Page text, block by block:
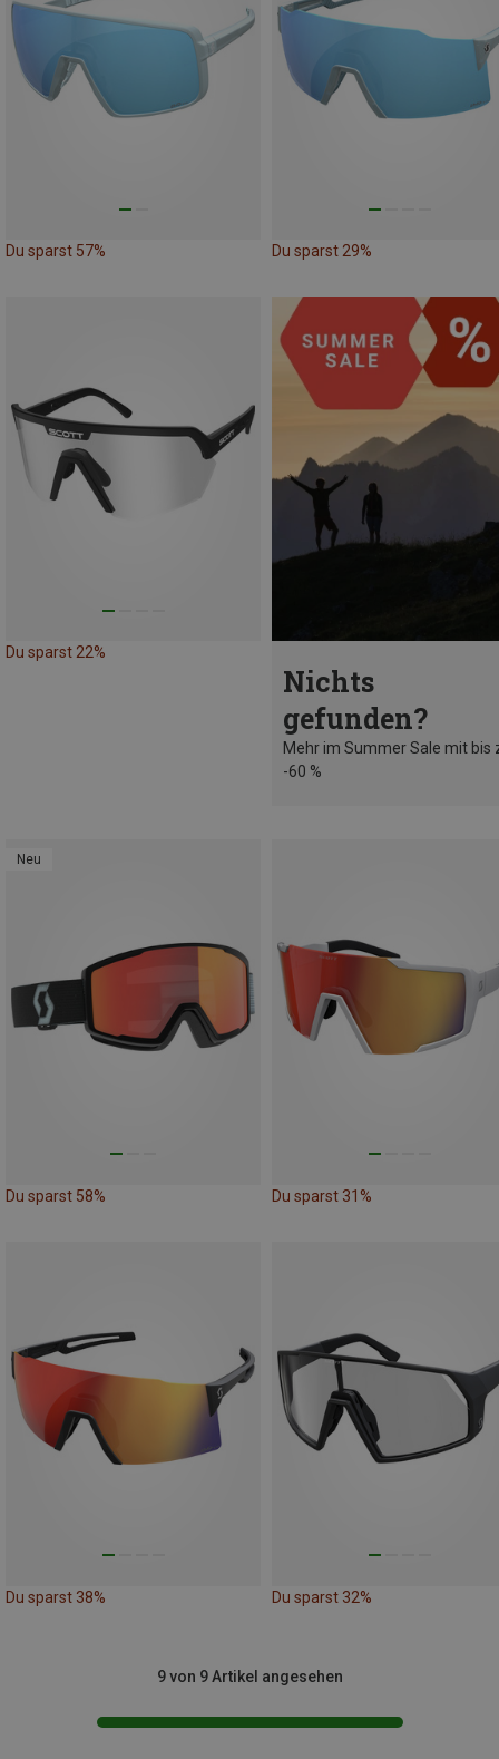
Du sparst 57% Du sparst 29%
Du sparst 22%
Nichts
gefunden?
Mehr im Summer Sale mit bis
-60 %
Neu
Du sparst 58% Du sparst 31%
Du sparst 38% Du sparst 32%
9 von 9 Artikel angesehen